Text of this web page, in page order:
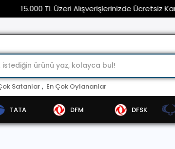
15.000 TL Üzeri Alışverişlerinizde Ücretsiz
Satanlar , En Çok Oylananlar
TATA DFM DFSK